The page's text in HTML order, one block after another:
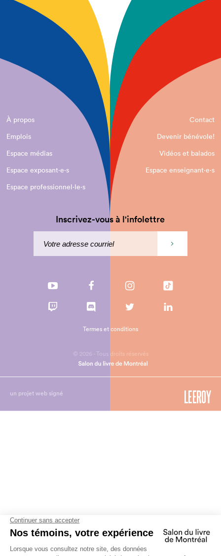
À propos
Contact
Emplois
Devenir bénévole!
Espace médias
Vidéos et balados
Espace exposant·e⋅s
Espace enseignant·e⋅s
Espace professionnel·le⋅s
Inscrivez-vous à l'infolettre
© 2026 - Tous droits réservés
Termes et conditions
un projet web signé